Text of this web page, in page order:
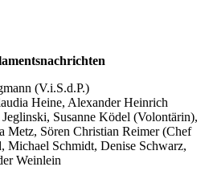
(V.i.S.d.P.)
Heine, Alexander Heinrich
Susanne Ködel (Volontärin),
Metz, Sören Christian Reimer (Chef
Michael Schmidt, Denise Schwarz,
Weinlein